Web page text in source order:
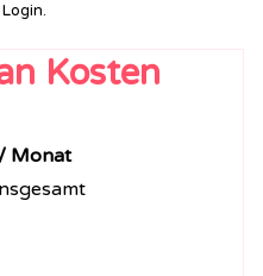
Kosten
Monat